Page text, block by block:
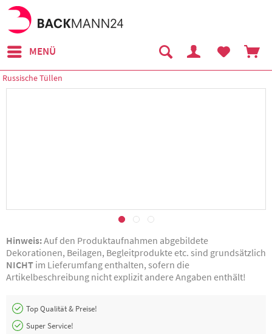
MENÜ
Russische Tüllen
Hinweis:Auf den Produktaufnahmen abgebildete
Dekorationen, Beilagen, Begleitprodukte etc. sind grundsätzlich
NICHT im Lieferumfang enthalten, sofern die
Artikelbeschreibung nicht explizit andere Angaben enthält!
Top Qualität & Preise!
Super Service!